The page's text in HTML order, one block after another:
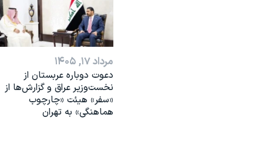
مرداد ۱۷, ۱۴۰۵
دعوت دوباره عربستان از
نخست‌وزیر عراق و گزارش‌ها از
«سفر» هیئت «چارچوب
هماهنگی» به تهران